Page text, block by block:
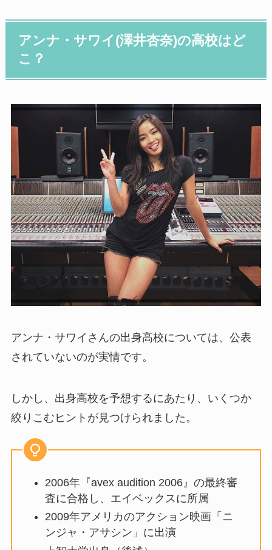
アンナ・サワイ(澤井杏奈)の高校はど
こ？
アンナ・サワイさんの出身高校については、公表
されていないのが実情です。
しかし、出身高校を予想するにあたり、いくつか
絞りこむヒントが見つけられました。
2006年『avex audition 2006』の最終審
査に合格し、エイベックスに所属
2009年アメリカのアクション映画「ニ
ンジャ・アサシン」に出演